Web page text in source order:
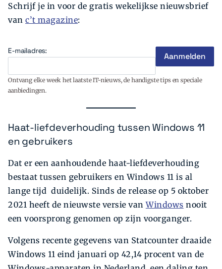
Schrijf je in voor de gratis wekelijkse nieuwsbrief
van c’t magazine:
E-mailadres:
Ontvang elke week het laatste IT-nieuws, de handigste tips en speciale
aanbiedingen.
Haat-liefdeverhouding tussen Windows 11
en gebruikers
Dat er een aanhoudende haat-liefdeverhouding
bestaat tussen gebruikers en Windows 11 is al
lange tijd duidelijk. Sinds de release op 5 oktober
2021 heeft de nieuwste versie vanWindows nooit
een voorsprong genomen op zijn voorganger.
Volgens recente gegevens van Statcounter draaide
Windows 11 eind januari op 42,14 procent van de